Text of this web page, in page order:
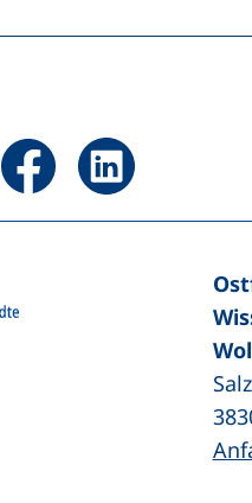
Seite über Facebook
Seite über